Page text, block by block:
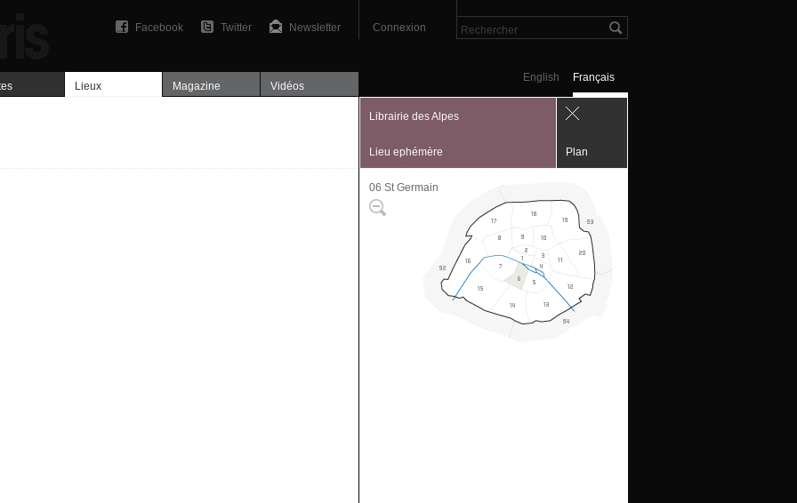
Connexion
Newsletter
Twitter
Facebook
Français
English
Lieux Magazine Vidéos
Librairie des Alpes
Lieu ephémère Plan
06 St Germain